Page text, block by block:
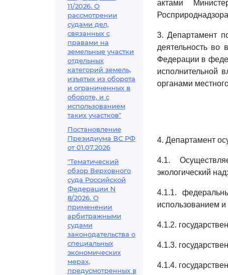
11/2026. О
рассмотрении
судами дел,
связанных с
правами на
земельные участки
отдельных
категорий земель,
изъятых из оборота
и ограниченных в
обороте, и с
использованием
таких участков"
Постановление
Президиума ВС РФ
от 01.07.2026
"Тематический
обзор Верховного
суда Российской
Федерации N
8/2026. О
применении
арбитражными
судами
законодательства о
специальных
экономических
мерах,
предусмотренных в
актами
3. Департамент
деятельность во
Федерации в
исполнительной
органами
4. Департамент
4.1.
экологический
4.1.1.
использованием
4.1.2.
4.1.3.
4.1.4.